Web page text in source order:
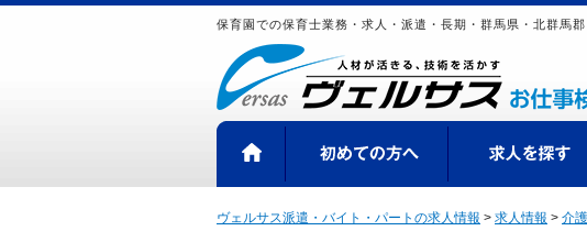
保育園での保育士業務・求人・派遣・長期・群馬県・北群馬
ヴェルサス派遣・バイト・パートの求人情報 > 求人情報 > 介